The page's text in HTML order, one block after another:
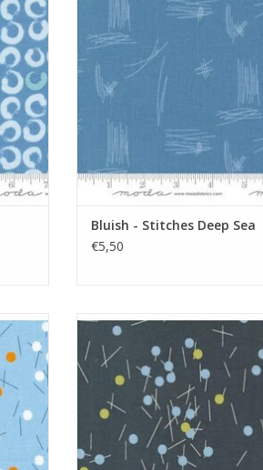
Bluish - Stitches Deep Sea
€5,50
donkergrijs met streepjes en
TOEVOEGEN AAN